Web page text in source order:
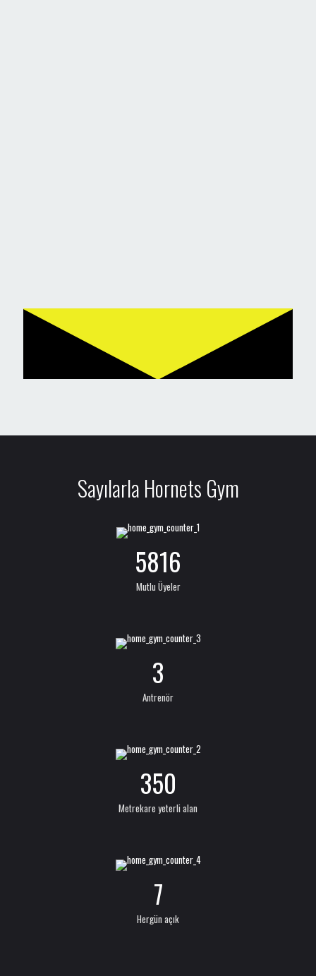
Sayılarla Hornets Gym
5816
Mutlu Üyeler
3
Antrenör
350
Metrekare yeterli alan
7
Hergün açık